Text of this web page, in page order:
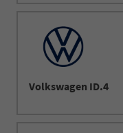
Volkswagen ID.4